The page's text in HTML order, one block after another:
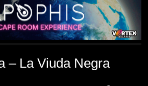
– La Viuda Negra